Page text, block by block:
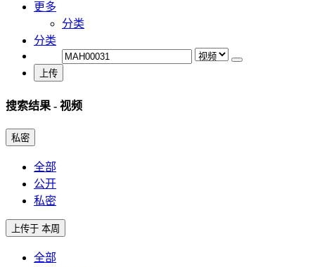
更多
分类
分类
上传
搜索结果 - 视频
私密
全部
公开
私密
上传于 本周
全部